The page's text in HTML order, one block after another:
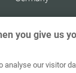
you give us
analyse our visitor